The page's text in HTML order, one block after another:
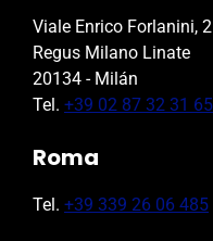
Viale Enrico Forlanini,
Regus Milano Linate
20134 - Milán
Tel. +39 02 87 32 31 65
Roma
Tel. +39 339 26 06 485